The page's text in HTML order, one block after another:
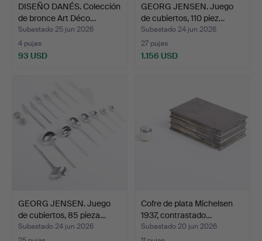
DISEÑO DANÉS. Colección
de bronce Art Déco…
Subastado 25 jun 2026
4 pujas
93 USD
GEORG JENSEN. Juego
de cubiertos, 110 piez…
Subastado 24 jun 2026
27 pujas
1.156 USD
GEORG JENSEN. Juego
de cubiertos, 85 pieza…
Subastado 24 jun 2026
Cofre de plata Michelsen
1937, contrastado…
Subastado 20 jun 2026